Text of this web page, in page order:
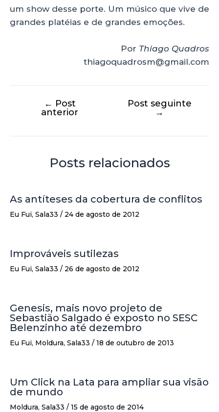
um show desse porte. Um músico que vive de
grandes platéias e de grandes emoções.
Por Thiago Quadros
thiagoquadrosm@gmail.com
← Post
anterior
Post seguinte
→
Posts relacionados
As antíteses da cobertura de conflitos
Eu Fui, Sala33 / 24 de agosto de 2012
Improváveis sutilezas
Eu Fui, Sala33 / 26 de agosto de 2012
Genesis, mais novo projeto de
Sebastião Salgado é exposto no SESC
Belenzinho até dezembro
Eu Fui, Moldura, Sala33 / 18 de outubro de 2013
Um Click na Lata para ampliar sua visão
de mundo
Moldura, Sala33 / 15 de agosto de 2014